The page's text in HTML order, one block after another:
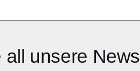
unsere News